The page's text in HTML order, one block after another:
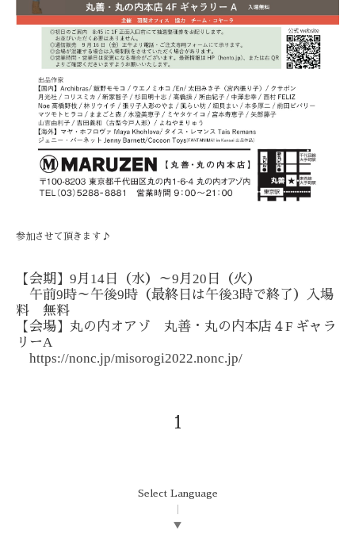
参加させて頂きます♪
【会期】 9 月 14 日（水）～9 月 20 日（火）
午前9時～午後9時（最終日は午後3時で終了）入場
料 無料
【会場】丸の内オアゾ 丸善・丸の内本店４F ギャラ
リーA
https://nonc.jp/misorogi2022.nonc.jp/
1
Select Language
▼